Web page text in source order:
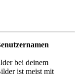
bei deinem
ist meist mit